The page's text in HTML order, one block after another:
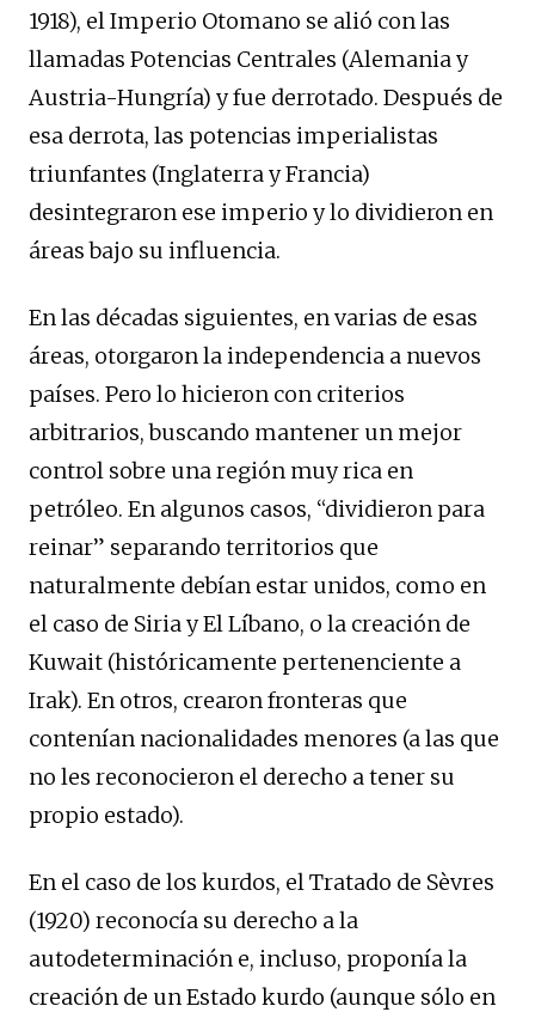
1918), el Imperio Otomano se alió con las
llamadas Potencias Centrales (Alemania y
Austria-Hungría) y fue derrotado. Después de
esa derrota, las potencias imperialistas
triunfantes (Inglaterra y Francia)
desintegraron ese imperio y lo dividieron en
áreas bajo su influencia.
En las décadas siguientes, en varias de esas
áreas, otorgaron la independencia a nuevos
países. Pero lo hicieron con criterios
arbitrarios, buscando mantener un mejor
control sobre una región muy rica en
petróleo. En algunos casos, “dividieron para
reinar” separando territorios que
naturalmente debían estar unidos, como en
el caso de Siria y El Líbano, o la creación de
Kuwait (históricamente pertenenciente a
Irak). En otros, crearon fronteras que
contenían nacionalidades menores (a las que
no les reconocieron el derecho a tener su
propio estado).
En el caso de los kurdos, el Tratado de Sèvres
(1920) reconocía su derecho a la
autodeterminación e, incluso, proponía la
creación de un Estado kurdo (aunque sólo en